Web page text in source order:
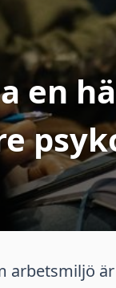
en
arbetsmiljö